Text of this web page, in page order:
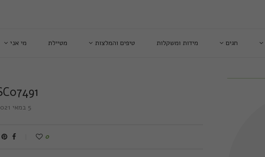
חגים מידות ומשקלות טיפים והמלצות מטיילת מי אני
5 במאי 2021
0